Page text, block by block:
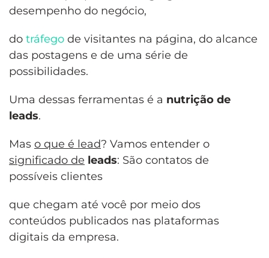
desempenho do negócio,
do tráfego de visitantes na página, do alcance
das postagens e de uma série de
possibilidades.
Uma dessas ferramentas é a nutrição de
leads.
Mas o que é lead? Vamos entender o
significado de leads: São contatos de
possíveis clientes
que chegam até você por meio dos
conteúdos publicados nas plataformas
digitais da empresa.